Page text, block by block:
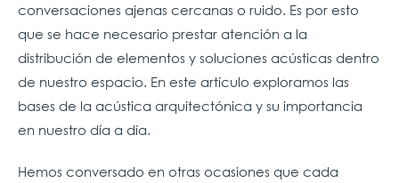
conversaciones ajenas cercanas o ruido. ​ Es por esto
que se hace necesario prestar atención a la
distribución de elementos y soluciones acústicas dentro
de nuestro espacio. En este artículo exploramos las
bases de la acústica arquitectónica y su importancia
en nuestro día a día.
Hemos conversado en otras ocasiones que cada